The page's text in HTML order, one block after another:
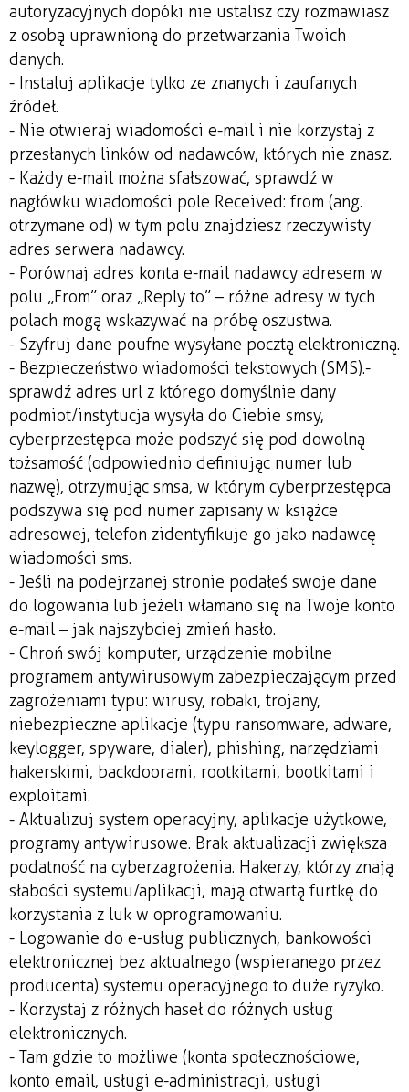
autoryzacyjnych dopóki nie ustalisz czy rozmawiasz
z osobą uprawnioną do przetwarzania Twoich
danych.
- Instaluj aplikacje tylko ze znanych i zaufanych
źródeł.
- Nie otwieraj wiadomości e-mail i nie korzystaj z
przesłanych linków od nadawców, których nie znasz.
- Każdy e-mail można sfałszować, sprawdź w
nagłówku wiadomości pole Received: from (ang.
otrzymane od) w tym polu znajdziesz rzeczywisty
adres serwera nadawcy.
- Porównaj adres konta e-mail nadawcy adresem w
polu „From” oraz „Reply to” – różne adresy w tych
polach mogą wskazywać na próbę oszustwa.
- Szyfruj dane poufne wysyłane pocztą elektroniczną.
- Bezpieczeństwo wiadomości tekstowych (SMS).-
sprawdź adres url z którego domyślnie dany
podmiot/instytucja wysyła do Ciebie smsy,
cyberprzestępca może podszyć się pod dowolną
tożsamość (odpowiednio definiując numer lub
nazwę), otrzymując smsa, w którym cyberprzestępca
podszywa się pod numer zapisany w książce
adresowej, telefon zidentyfikuje go jako nadawcę
wiadomości sms.
- Jeśli na podejrzanej stronie podałeś swoje dane
do logowania lub jeżeli włamano się na Twoje konto
e-mail – jak najszybciej zmień hasło.
- Chroń swój komputer, urządzenie mobilne
programem antywirusowym zabezpieczającym przed
zagrożeniami typu: wirusy, robaki, trojany,
niebezpieczne aplikacje (typu ransomware, adware,
keylogger, spyware, dialer), phishing, narzędziami
hakerskimi, backdoorami, rootkitami, bootkitami i
exploitami.
- Aktualizuj system operacyjny, aplikacje użytkowe,
programy antywirusowe. Brak aktualizacji zwiększa
podatność na cyberzagrożenia. Hakerzy, którzy znają
słabości systemu/aplikacji, mają otwartą furtkę do
korzystania z luk w oprogramowaniu.
- Logowanie do e-usług publicznych, bankowości
elektronicznej bez aktualnego (wspieranego przez
producenta) systemu operacyjnego to duże ryzyko.
- Korzystaj z różnych haseł do różnych usług
elektronicznych.
- Tam gdzie to możliwe (konta społecznościowe,
konto email, usługi e-administracji, usługi